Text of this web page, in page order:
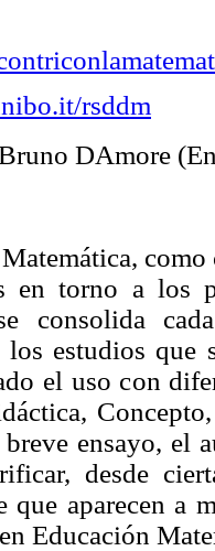
rsddm
DAmore
en torno a los
consolida
estudios que
el uso con
ensayo, el
desde
que aparecen a
Educación